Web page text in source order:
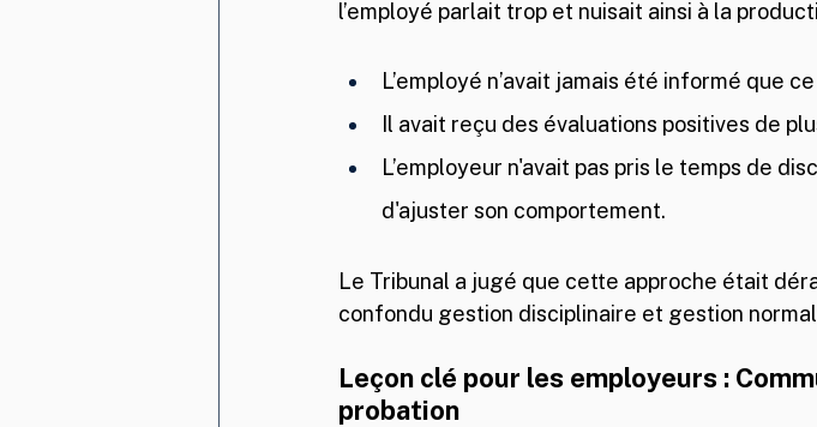
l’employé parlait trop et nuisait ainsi à la
L’employé n’avait jamais été informé que
Il avait reçu des évaluations positives de
L’employeur n'avait pas pris le temps de
d'ajuster son comportement.
Le Tribunal a jugé que cette approche était
confondu gestion disciplinaire et gestion
Leçon clé pour les employeurs :
probation